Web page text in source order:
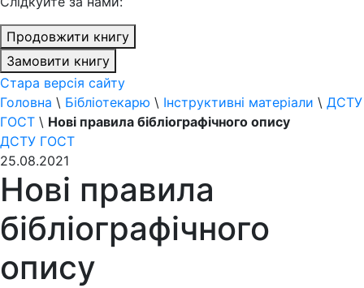
Продовжити книгу
Замовити книгу
Стара версія сайту
Головна \ Бібліотекарю \ Інструктивні матеріали \ ДСТУ
ГОСТ \ Нові правила бібліографічного опису
ДСТУ ГОСТ
25.08.2021
Нові правила
бібліографічного
опису